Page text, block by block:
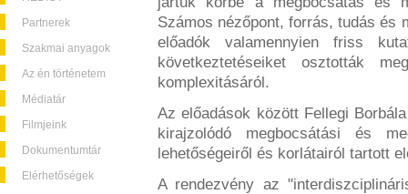
Partnerek
Szakmai anyagok
Az én történetem
Médiatár
Filmjeink
Dokumentumtár
Elérhetőségek
Számos nézőpont, forrás, tudás és
előadók valamennyien friss
következtetéseiket osztották
komplexitásáról.
Az előadások között Fellegi
kirajzolódó megbocsátási és
lehetőségeiről és korlátairól tartott
A rendezvény az